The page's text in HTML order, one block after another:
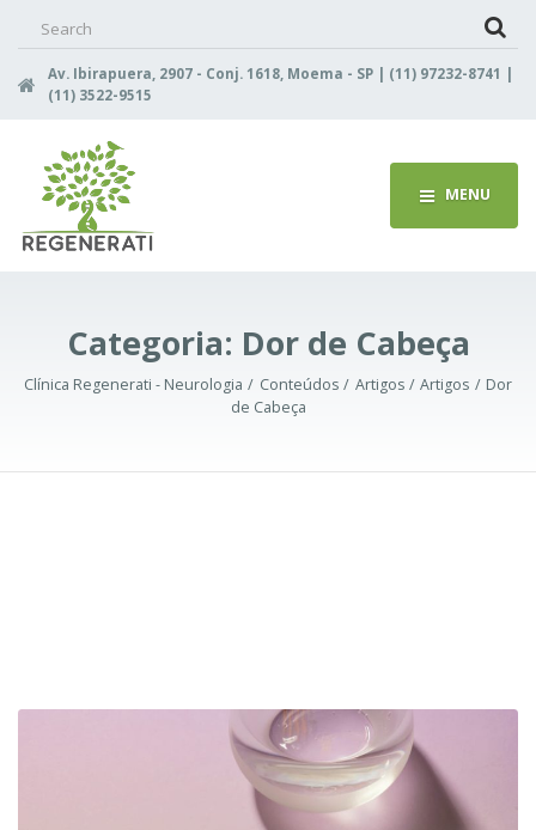
Av. Ibirapuera, 2907 - Conj. 1618, Moema - SP | (11) 97232-8741 |
(11) 3522-9515
MENU
Categoria: Dor de Cabeça
Clínica Regenerati - Neurologia Conteúdos Artigos Artigos
Dor
de Cabeça